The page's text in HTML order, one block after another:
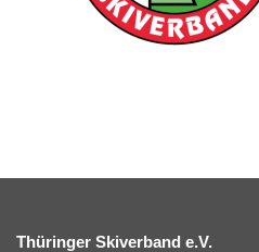
Thüringer Skiverband e.V.